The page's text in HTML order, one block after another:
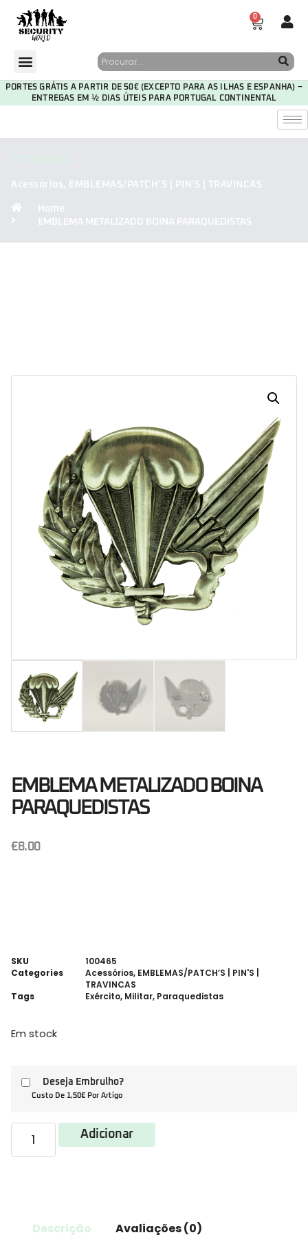
0
PORTES GRÁTIS A PARTIR DE 50€ (EXCEPTO PARA AS ILHAS E ESPANHA) –
ENTREGAS EM ½ DIAS ÚTEIS PARA PORTUGAL CONTINENTAL
Acessórios, EMBLEMAS/PATCH’S | PIN'S | TRAVINCAS
Home
EMBLEMA METALIZADO BOINA PARAQUEDISTAS
EMBLEMA METALIZADO BOINA
PARAQUEDISTAS
€8.00
SKU
100465
Categories
Acessórios, EMBLEMAS/PATCH’S | PIN'S |
TRAVINCAS
Tags
Exército, Militar, Paraquedistas
Em stock
Deseja Embrulho?
Custo De 1,50€ Por Artigo
Adicionar
Descrição Avaliações (0)